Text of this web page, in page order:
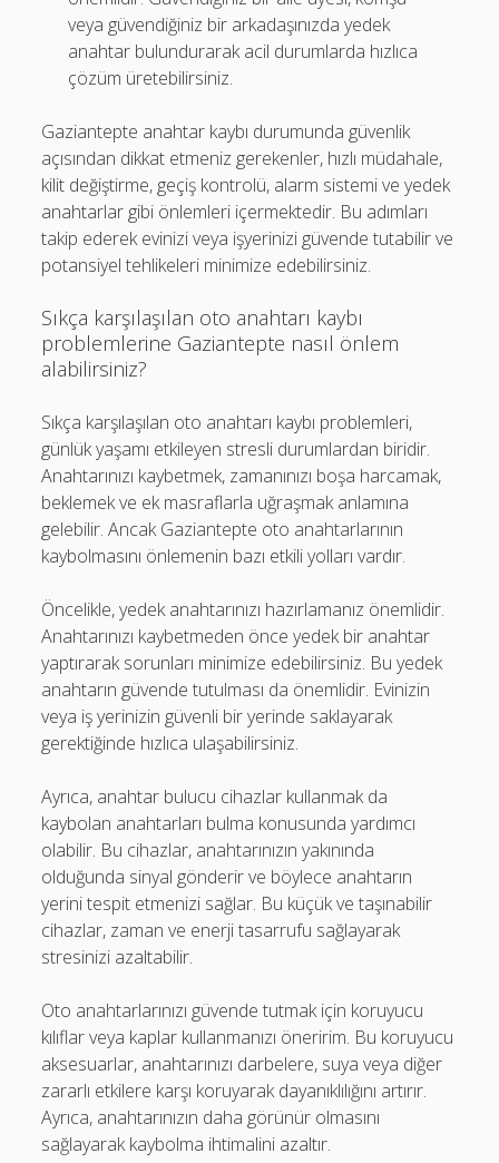
veya güvendiğiniz bir arkadaşınızda yedek
anahtar bulundurarak acil durumlarda hızlıca
çözüm üretebilirsiniz.
Gaziantepte anahtar kaybı durumunda güvenlik
açısından dikkat etmeniz gerekenler, hızlı müdahale,
kilit değiştirme, geçiş kontrolü, alarm sistemi ve yedek
anahtarlar gibi önlemleri içermektedir. Bu adımları
takip ederek evinizi veya işyerinizi güvende tutabilir ve
potansiyel tehlikeleri minimize edebilirsiniz.
Sıkça karşılaşılan oto anahtarı kaybı
problemlerine Gaziantepte nasıl önlem
alabilirsiniz?
Sıkça karşılaşılan oto anahtarı kaybı problemleri,
günlük yaşamı etkileyen stresli durumlardan biridir.
Anahtarınızı kaybetmek, zamanınızı boşa harcamak,
beklemek ve ek masraflarla uğraşmak anlamına
gelebilir. Ancak Gaziantepte oto anahtarlarının
kaybolmasını önlemenin bazı etkili yolları vardır.
Öncelikle, yedek anahtarınızı hazırlamanız önemlidir.
Anahtarınızı kaybetmeden önce yedek bir anahtar
yaptırarak sorunları minimize edebilirsiniz. Bu yedek
anahtarın güvende tutulması da önemlidir. Evinizin
veya iş yerinizin güvenli bir yerinde saklayarak
gerektiğinde hızlıca ulaşabilirsiniz.
Ayrıca, anahtar bulucu cihazlar kullanmak da
kaybolan anahtarları bulma konusunda yardımcı
olabilir. Bu cihazlar, anahtarınızın yakınında
olduğunda sinyal gönderir ve böylece anahtarın
yerini tespit etmenizi sağlar. Bu küçük ve taşınabilir
cihazlar, zaman ve enerji tasarrufu sağlayarak
stresinizi azaltabilir.
Oto anahtarlarınızı güvende tutmak için koruyucu
kılıflar veya kaplar kullanmanızı öneririm. Bu koruyucu
aksesuarlar, anahtarınızı darbelere, suya veya diğer
zararlı etkilere karşı koruyarak dayanıklılığını artırır.
Ayrıca, anahtarınızın daha görünür olmasını
sağlayarak kaybolma ihtimalini azaltır.